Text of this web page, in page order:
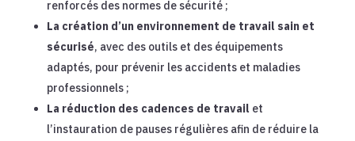
renforcés des normes de sécurité ;
La création d’un environnement de travail sain et
sécurisé, avec des outils et des équipements
adaptés, pour prévenir les accidents et maladies
professionnels ;
La réduction des cadences de travail et
l’instauration de pauses régulières afin de réduire la